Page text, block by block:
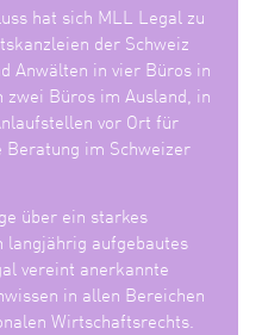
hat sich MLL Legal zu
der Schweiz
Anwälten in vier Büros in
Büros im Ausland, in
vor Ort für
im Schweizer
über ein starkes
aufgebautes
vereint anerkannte
in allen Bereichen
Wirtschaftsrechts.